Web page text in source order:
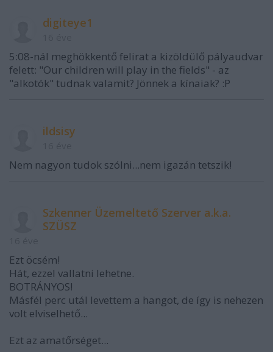
digiteye1
5:08-nál meghökkentő felirat a kizöldülő pályaudvar
felett: "Our children will play in the fields" - az
"alkotók" tudnak valamit? Jönnek a kínaiak? :P
ildsisy
Nem nagyon tudok szólni...nem igazán tetszik!
Szkenner Üzemeltető Szerver a.k.a.
SZÜSZ
Ezt öcsém!
Hát, ezzel vallatni lehetne.
BOTRÁNYOS!
Másfél perc utál levettem a hangot, de így is nehezen
volt elviselhető...
Ezt az amatőrséget...